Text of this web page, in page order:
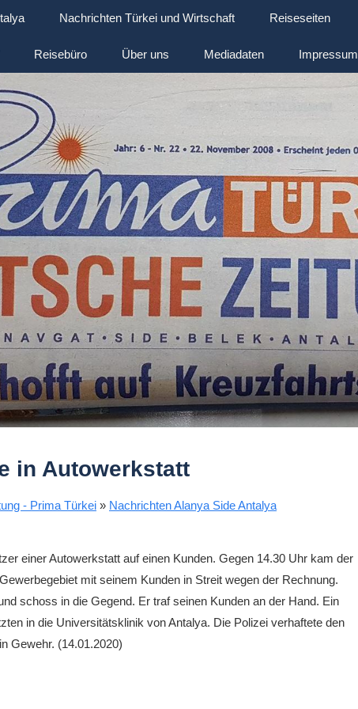
Nachrichten Türkei und Wirtschaft Reiseseiten
Reisebüro Über uns Mediadaten Impressum
in Autowerkstatt
- Prima Türkei » Nachrichten Alanya Side Antalya
einer Autowerkstatt auf einen Kunden. Gegen 14.30 Uhr kam der
mit seinem Kunden in Streit wegen der Rechnung.
schoss in die Gegend. Er traf seinen Kunden an der Hand. Ein
in die Universitätsklinik von Antalya. Die Polizei verhaftete den
Gewehr. (14.01.2020)